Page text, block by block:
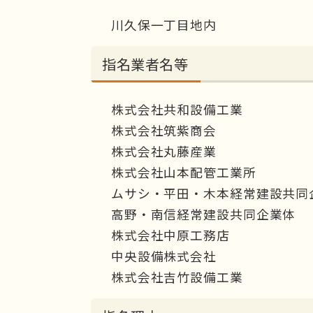
川久保一丁目地内
指名業者名等
株式会社共和設備工業
株式会社筑紫商会
株式会社丸藤産業
株式会社山本配管工業所
ムサシ・平田・木本経常建設共同
高野・南信経常建設共同企業体
株式会社中原工務店
中央設備株式会社
株式会社吉竹設備工業